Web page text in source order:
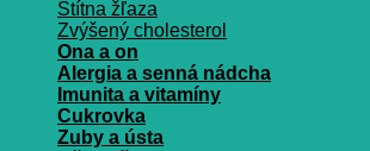
Štítna žľaza
Zvýšený cholesterol
Ona a on
Alergia a senná nádcha
Imunita a vitamíny
Cukrovka
Zuby a ústa